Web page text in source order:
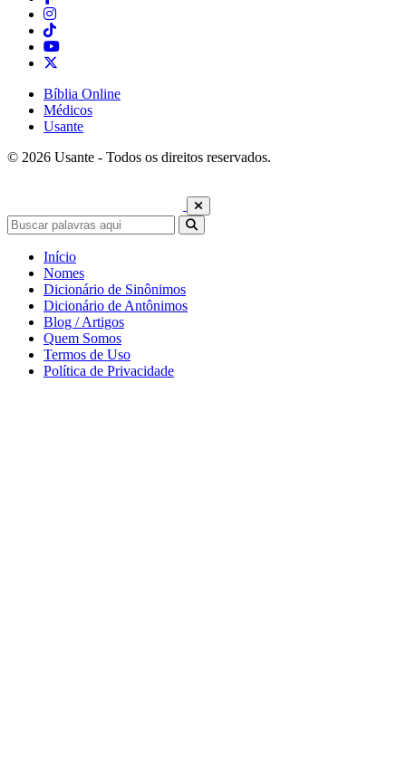
Bíblia Online
Médicos
Usante
© 2026 Usante - Todos os direitos reservados.
Início
Nomes
Dicionário de Sinônimos
Dicionário de Antônimos
Blog / Artigos
Quem Somos
Termos de Uso
Política de Privacidade